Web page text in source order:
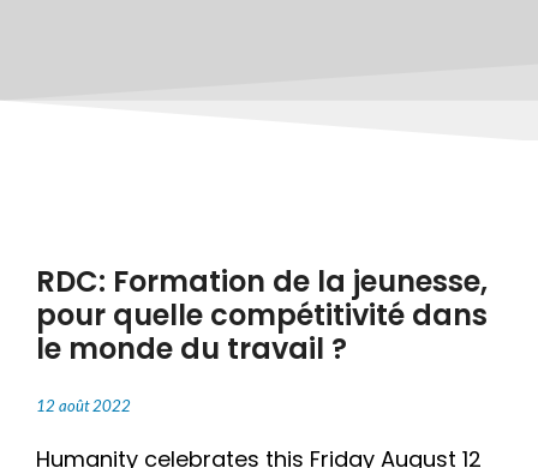
RDC: Formation de la jeunesse,
pour quelle compétitivité dans
le monde du travail ?
12 août 2022
Humanity celebrates this Friday August 12